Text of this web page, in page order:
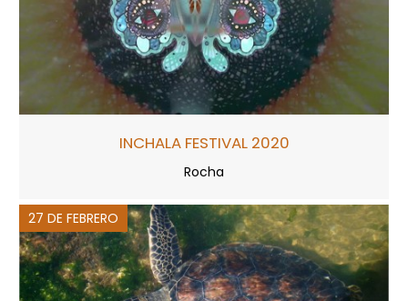
INCHALA FESTIVAL 2020
Rocha
27 DE FEBRERO